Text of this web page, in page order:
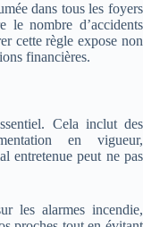
dans tous les foyers
le nombre d’accidents
cette règle expose non
financières.
Cela inclut des
en vigueur,
entretenue peut ne pas
les alarmes incendie,